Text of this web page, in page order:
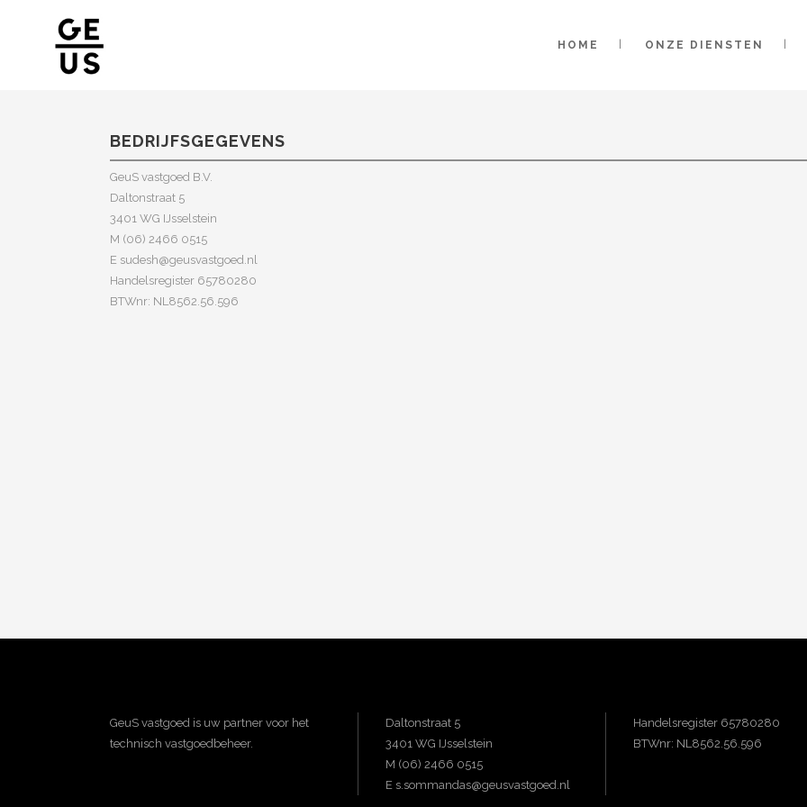
HOME ONZE DIENSTEN
BEDRIJFSGEGEVENS
GeuS vastgoed B.V.
Daltonstraat 5
3401 WG IJsselstein
M (06) 2466 0515
E sudesh@geusvastgoed.nl
Handelsregister 65780280
BTWnr: NL8562.56.596
GeuS vastgoed is uw partner voor het
technisch vastgoedbeheer.
Daltonstraat 5
3401 WG IJsselstein
M (06) 2466 0515
E s.sommandas@geusvastgoed.nl
Handelsregister 65780280
BTWnr: NL8562.56.596